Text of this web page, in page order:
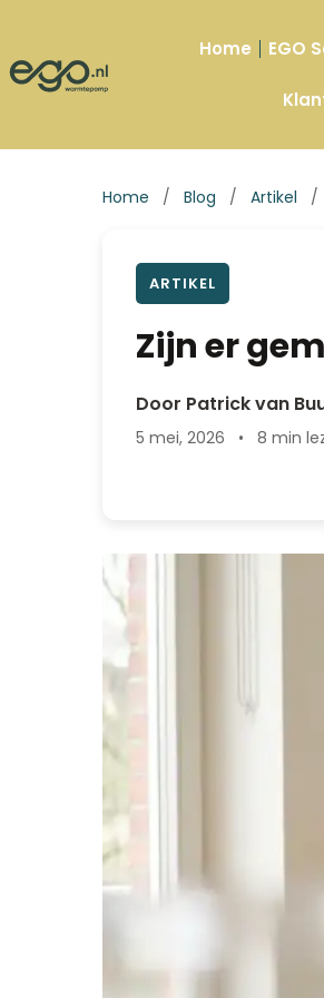
Home EGO
Home / Blog / Artikel /
ARTIKEL
Zijn er
Door Patrick van
5 mei, 2026 • 8 min